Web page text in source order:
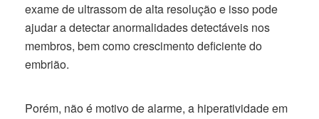
exame de ultrassom de alta resolução e isso pode
ajudar a detectar anormalidades detectáveis ​​nos
membros, bem como crescimento deficiente do
embrião.
Porém, não é motivo de alarme, a hiperatividade em